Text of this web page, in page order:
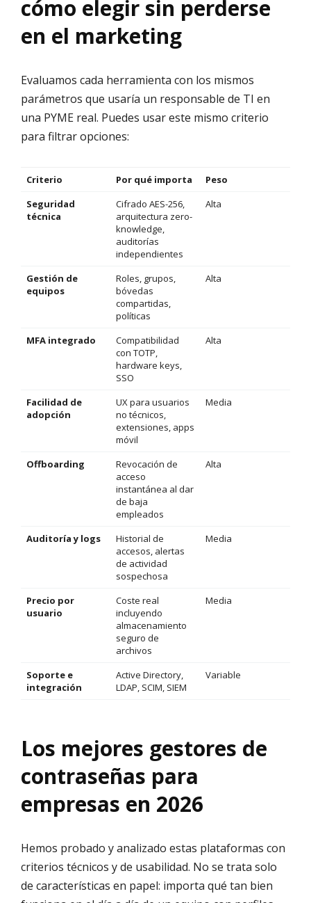
cómo elegir sin perderse
en el marketing
Evaluamos cada herramienta con los mismos
parámetros que usaría un responsable de TI en
una PYME real. Puedes usar este mismo criterio
para filtrar opciones:
Criterio Por qué importa
Peso
Seguridad
técnica
Cifrado AES-256,
arquitectura zero-
knowledge,
auditorías
independientes
Alta
Gestión de
equipos
Roles, grupos,
bóvedas
compartidas,
políticas
Alta
MFA integrado
Compatibilidad
con TOTP,
hardware keys,
SSO
Alta
Facilidad de
adopción
UX para usuarios
no técnicos,
extensiones, apps
móvil
Media
Offboarding
Revocación de
acceso
instantánea al dar
de baja
empleados
Alta
Auditoría y logs
Historial de
accesos, alertas
de actividad
sospechosa
Media
Precio por
usuario
Coste real
incluyendo
almacenamiento
seguro de
archivos
Media
Soporte e
integración
Active Directory,
LDAP, SCIM, SIEM
Variable
Los mejores gestores de
contraseñas para
empresas en 2026
Hemos probado y analizado estas plataformas con
criterios técnicos y de usabilidad. No se trata solo
de características en papel: importa qué tan bien